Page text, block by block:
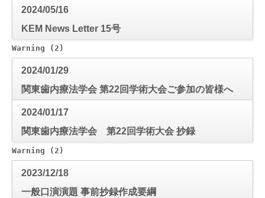
抄録
2024/05/16
KEM News Letter 15号
Warning (2)
2024/01/29
関東歯内療法学会 第22回学術大会ご参加の皆様へ
2024/01/17
関東歯内療法学会 第22回学術大会 抄録
Warning (2)
2023/12/18
一般口演演題 事前抄録作成要綱